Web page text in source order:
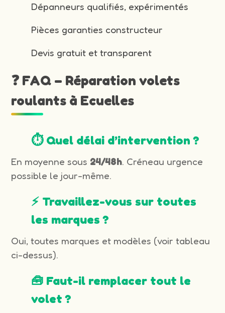
Dépanneurs qualifiés, expérimentés
Pièces garanties constructeur
Devis gratuit et transparent
❓ FAQ – Réparation volets
roulants à Ecuelles
⏱️ Quel délai d’intervention ?
En moyenne sous 24/48h. Créneau urgence
possible le jour-même.
⚡ Travaillez-vous sur toutes
les marques ?
Oui, toutes marques et modèles (voir tableau
ci-dessus).
🧰 Faut-il remplacer tout le
volet ?